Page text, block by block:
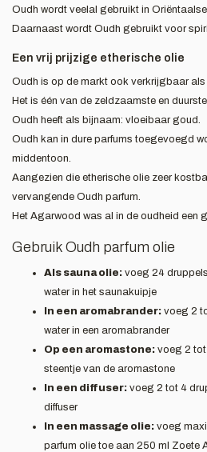
Oudh wordt veelal gebruikt in
Daarnaast wordt Oudh gebruikt voor
Een vrij prijzige etherische olie
Oudh is op de markt ook verkrijgbaar als
Het is één van de zeldzaamste en
Oudh heeft als bijnaam: vloeibaar goud.
Oudh kan in dure parfums toegevoegd
middentoon.
Aangezien die etherische olie zeer
vervangende Oudh parfum.
Het Agarwood was al in de oudheid een
Gebruik Oudh parfum olie
Als sauna olie: voeg 24
water in het saunakuipje
In een aromabrander: voeg 2
water in een aromabrander
Op een aromastone: voeg 2
steentje van de aromastone
In een diffuser: voeg 2 tot 4
diffuser
In een massage olie: voeg
parfum olie toe aan 250 ml Zoete